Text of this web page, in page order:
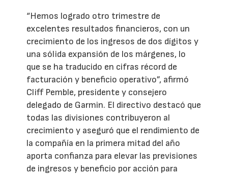
“Hemos logrado otro trimestre de
excelentes resultados financieros, con un
crecimiento de los ingresos de dos dígitos y
una sólida expansión de los márgenes, lo
que se ha traducido en cifras récord de
facturación y beneficio operativo”, afirmó
Cliff Pemble, presidente y consejero
delegado de Garmin. El directivo destacó que
todas las divisiones contribuyeron al
crecimiento y aseguró que el rendimiento de
la compañía en la primera mitad del año
aporta confianza para elevar las previsiones
de ingresos y beneficio por acción para